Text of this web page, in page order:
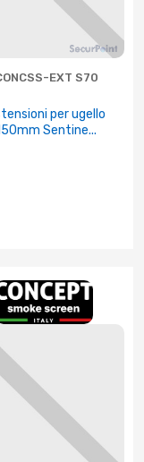
EXT S70
per ugello
Sentine...